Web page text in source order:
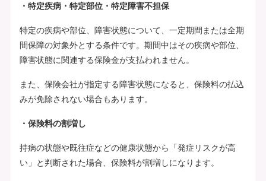
・特定疾病・特定部位・特定障害不担保
特定の疾病や部位、障害状態について、一定期間または全期
間保障の対象外とする条件です。期間中はその疾病や部位、
障害状態に関連する保険金が支払われません。
また、保険会社が指定する障害状態になると、保険料の払込
みが免除されない場合もあります。
・保険料の割増し
持病の状態や既往症などの健康状態から「発症リスクが高
い」と判断された場合、保険料が割増しになります。